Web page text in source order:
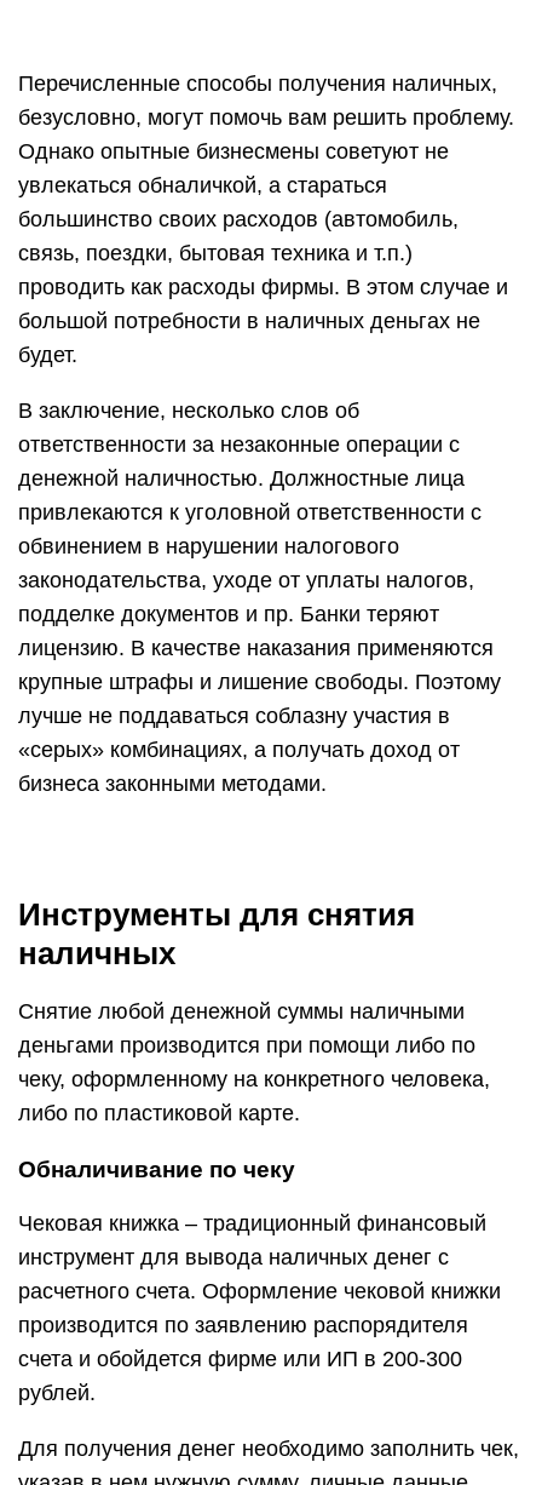
Перечисленные способы получения наличных,
безусловно, могут помочь вам решить проблему.
Однако опытные бизнесмены советуют не
увлекаться обналичкой, а стараться
большинство своих расходов (автомобиль,
связь, поездки, бытовая техника и т.п.)
проводить как расходы фирмы. В этом случае и
большой потребности в наличных деньгах не
будет.
В заключение, несколько слов об
ответственности за незаконные операции с
денежной наличностью. Должностные лица
привлекаются к уголовной ответственности с
обвинением в нарушении налогового
законодательства, уходе от уплаты налогов,
подделке документов и пр. Банки теряют
лицензию. В качестве наказания применяются
крупные штрафы и лишение свободы. Поэтому
лучше не поддаваться соблазну участия в
«серых» комбинациях, а получать доход от
бизнеса законными методами.
Инструменты для снятия
наличных
Снятие любой денежной суммы наличными
деньгами производится при помощи либо по
чеку, оформленному на конкретного человека,
либо по пластиковой карте.
Обналичивание по чеку
Чековая книжка – традиционный финансовый
инструмент для вывода наличных денег с
расчетного счета. Оформление чековой книжки
производится по заявлению распорядителя
счета и обойдется фирме или ИП в 200-300
рублей.
Для получения денег необходимо заполнить чек,